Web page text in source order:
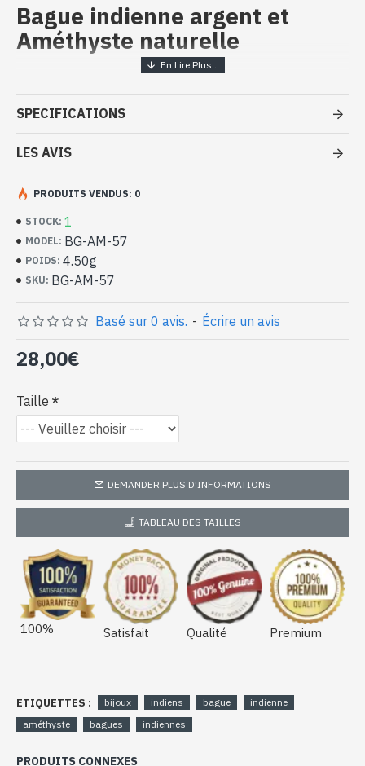
Bague indienne argent et
Améthyste naturelle
Bijoux indiens artisanaux - Bague
argent massif et Améthyste
- Bague en argent véritable 925/1000
- Faite à Jaipur ( INDE )
- Taille de la pierre : 8mm de diamètre approx
-Livrée avec un petit sac artisanal
Bague indienne argent et Améthyste
naturelle de forme ronde (BG-AM-57)
SPECIFICATIONS
LES AVIS
STOCK: 1
MODEL: BG-AM-57
POIDS: 4.50g
SKU: BG-AM-57
PRODUITS VENDUS: 0
Basé sur 0 avis. - Écrire un avis
28,00€
Taille
DEMANDER PLUS D'INFORMATIONS
TABLEAU DES TAILLES
100% Satisfait Qualité Premium
ETIQUETTES : bijoux indiens bague
indienne
améthyste
bagues indiennes
PRODUITS CONNEXES